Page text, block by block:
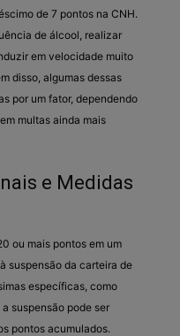
de 7 pontos na CNH.
de álcool, realizar
em velocidade muito
disso, algumas dessas
por um fator, dependendo
multas ainda mais
e Medidas
ou mais pontos em um
suspensão da carteira de
específicas, como
suspensão pode ser
pontos acumulados.